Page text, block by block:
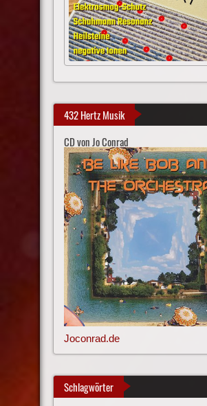
432 Hertz Musik
CD von Jo Conrad
Joconrad.de
Schlagwörter